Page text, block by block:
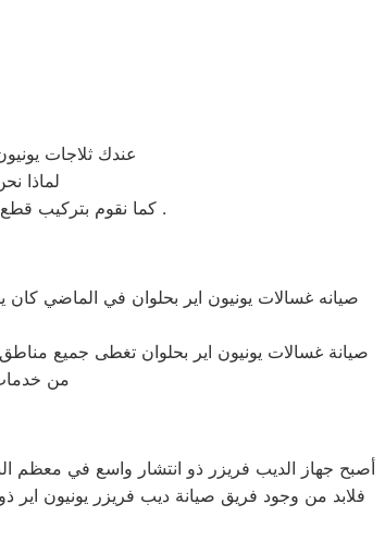
عندك ثلاجات
لماذا
كما نقوم بتركيب وقطع الغيار المستبدلة .
صيانه غسالات يونيون اير بحلوان في الماضي كان
صيانة غسالات يونيون اير بحلوان تغطى جميع
من خدمات
أصبح جهاز الديب فريزر ذو انتشار واسع في معظم
فلابد من وجود فريق صيانة ديب فريزر يونيون اير